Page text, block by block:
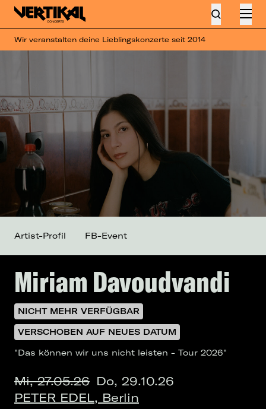
Wir veranstalten deine Lieblingskonzerte seit 2014
Miriam Davoudvandi
NICHT MEHR VERFÜGBAR
VERSCHOBEN AUF NEUES DATUM
"Das können wir uns nicht leisten - Tour 2026"
Mi, 27.05.26 Do, 29.10.26
PETER EDEL, Berlin
Artist-Profil FB-Event